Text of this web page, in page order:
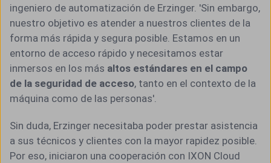
ingeniero de automatización de Erzinger. 'Sin embargo,
nuestro objetivo es atender a nuestros clientes de la
forma más rápida y segura posible. Estamos en un
entorno de acceso rápido y necesitamos estar
inmersos en los más altos estándares en el campo
de la seguridad de acceso, tanto en el contexto de la
máquina como de las personas'.
Sin duda, Erzinger necesitaba poder prestar asistencia
a sus técnicos y clientes con la mayor rapidez posible.
Por eso, iniciaron una cooperación con IXON Cloud